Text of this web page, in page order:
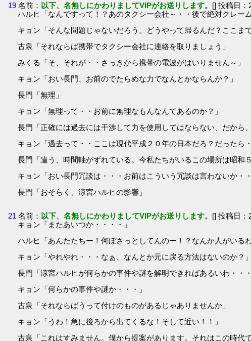
19 名前： 以下、名無しにかわりましてVIPがお送りします。 [] 投稿日：
ハルヒ「なんですって！？あのタクシー会社～・・後で絶対クレー
キョン「そんな問題じゃないだろう。どうやって帰るんだ？ここま
古泉「それならば携帯でタクシー会社に連絡を取りましょう」
みくる「そ、それが・・さっきから携帯の電波がはいりません～」
キョン「おい長門、お前のでたらめな力でなんとかならんか？」
長門「無理」
キョン「無理って・・お前に無理なもんなんてあるのか？」
長門「正確には過去には干渉して力を使用してはならない、だから、
キョン「過去って・・ここは現代平成２０年の日本だろ？だったら・
長門「違う、時間軸がずれている。今私たちがいるこの場所は昭和
キョン「おい長門冗談は・・・お前はこういう冗談は言わないか・・
長門「おそらく、涼宮ハルヒの影響」
21 名前： 以下、名無しにかわりましてVIPがお送りします。 [] 投稿日：
キョン「またあいつか・・・・」
ハルヒ「あんたたちー！何ぼさっとしてんのー！？なんか人がいるわ
キョン「やれやれ・・・なぁ、なんとか元に戻る方法はないのか？」
長門「涼宮ハルヒが何らかの事件や謎を解明できればあるいわ・・・
キョン「何らかの事件や謎か・・・」
古泉「それならばうって付けのものがあるじゃありませんか」
キョン「うわ！急に後ろから出てくるな！そして近い！！」
古泉「これはすみません。僕から提案があります。それはこの時代